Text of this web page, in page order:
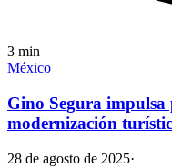
3 min
México
Gino Segura
modernización
28 de agosto de 2025·